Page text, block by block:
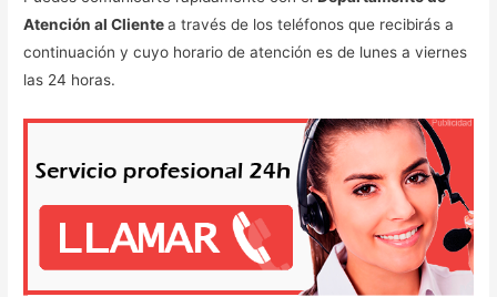
Atención al Clientea través de los teléfonos que recibirás a
continuación y cuyo horario de atención es de lunes a viernes
las 24 horas.